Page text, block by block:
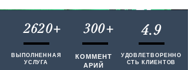
2620+
ВЫПОЛНЕННАЯ
УСЛУГА
300+ 4.9
КОММЕНТ
АРИЙ
УДОВЛЕТВОРЕННО
СТЬ КЛИЕНТОВ